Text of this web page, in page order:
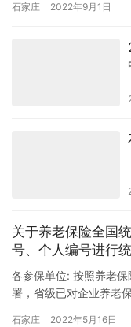
市民，…
石家庄 2022年9月1日
关于养老保险全国
号、个人编号进行
各参保单位: 按照养老
署，省级已对企业养老
石家庄 2022年5月16日